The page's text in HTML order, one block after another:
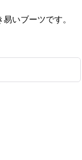
いブーツです。